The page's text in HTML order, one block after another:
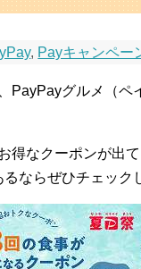
, Payキャンペー
PayPayグルメ（ペ
得なクーポンが出
ならぜひチェック